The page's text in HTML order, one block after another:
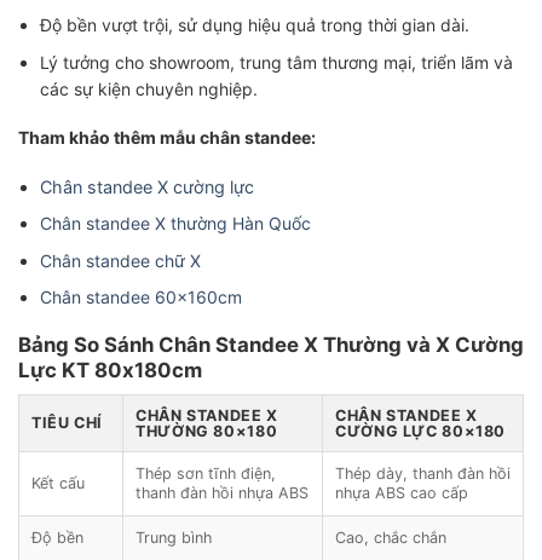
Độ bền vượt trội, sử dụng hiệu quả trong thời gian dài.
Lý tưởng cho showroom, trung tâm thương mại, triển lãm và
các sự kiện chuyên nghiệp.
Tham khảo thêm mẫu chân standee:
Chân standee X cường lực
Chân standee X thường Hàn Quốc
Chân standee chữ X
Chân standee 60x160cm
Bảng So Sánh Chân Standee X Thường và X Cường
Lực KT 80x180cm
TIÊU CHÍ
CHÂN STANDEE X
THƯỜNG 80×180
CHÂN STANDEE X
CƯỜNG LỰC 80×180
Kết cấu
Thép sơn tĩnh điện,
thanh đàn hồi nhựa ABS
Thép dày, thanh đàn hồi
nhựa ABS cao cấp
Độ bền Trung bình Cao, chắc chắn